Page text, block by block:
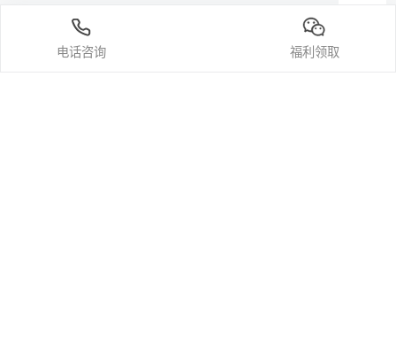
下载中心
定价与购买
隐私政策
电话咨询 福利领取